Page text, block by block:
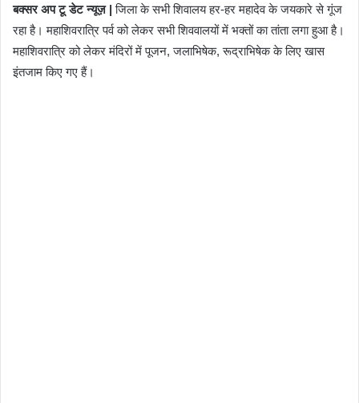
बक्सर अप टू डेट न्यूज़ | जिला के सभी शिवालय हर-हर महादेव के जयकारे से गूंज
रहा है। महाशिवरात्रि पर्व को लेकर सभी शिववालयों में भक्तों का तांता लगा हुआ है।
महाशिवरात्रि को लेकर मंदिरों में पूजन, जलाभिषेक, रूद्राभिषेक के लिए खास
इंतजाम किए गए हैं।